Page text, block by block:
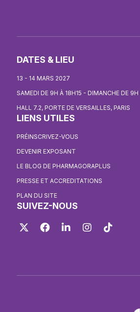
DATES & LIEU
13 - 14 MARS 2027
SAMEDI DE 9H À 18H15 - DIMANCHE DE
HALL 7.2, PORTE DE VERSAILLES, PARIS
LIENS UTILES
PRÉINSCRIVEZ-VOUS
DEVENIR EXPOSANT
LE BLOG DE PHARMAGORAPLUS
PRESSE ET ACCREDITATIONS
PLAN DU SITE
SUIVEZ-NOUS
Twitter FacebookLinkedIn Instagram